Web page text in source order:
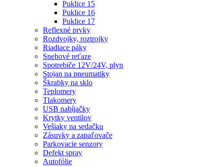
Puklice 15
Puklice 16
Puklice 17
Reflexné prvky
Rozdvojky, roztrojky
Riadiace páky
Snehové reťaze
Spotrebiče 12V/24V, plyn
Stojan na pneumatiky
Škrabky na sklo
Teplomery
Tlakomery
USB nabíjačky
Krytky ventilov
Vešiaky na sedačku
Zásuvky a zapaľovače
Parkovacie senzory
Defekt spray
Autofólie